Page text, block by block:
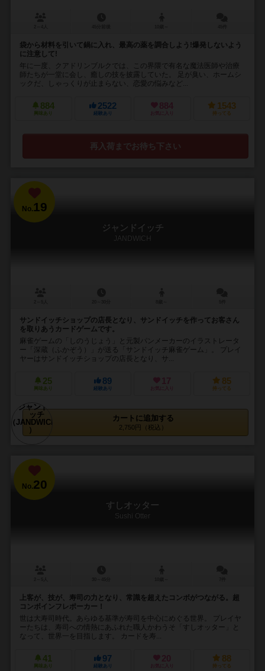
袋から材料を引いて鍋に入れ、最高の薬を調合しよう!爆発しないよう
に注意して!
年に一度、クアドリンブルクでは、この界隈で有名な魔法医師や治療
師たちが一堂に会し、癒しの技を披露していた。 足が臭い、ホームシ
ックだ、しゃっくりが止まらない、恋愛の悩みなど...
884
興味あり
2522
経験あり
884
お気に入り
1543
持ってる
再入荷までお待ち下さい
No.19
ジャンドイッチ
JANDWICH
サンドイッチショップの店長となり、サンドイッチを作ってお客さん
を取りあうカードゲームです。
麻雀ゲームの「しのうじょう」と元製パンメーカーのイラストレータ
ー「深蔵（ふかぞう）」が送る「サンドイッチ麻雀ゲーム」。 プレイ
ヤーはサンドイッチショップの店長となり、サ...
25
興味あり
89
経験あり
17
お気に入り
85
持ってる
カートに追加する
2,750円（税込）
No.20
すしオッター
Sushi Otter
上客が、技が、寿司の力となり、常識を超えたコンボがつながる。超
コンボインフレポーカー！
世は大寿司時代。あらゆる基準が寿司を中心にめぐる世界。 プレイヤ
ーたちは、寿司への情熱にあふれた職人かわうそ「すしオッター」と
なって、世界一を目指します。 カードを寿...
41
興味あり
97
経験あり
20
お気に入り
88
持ってる